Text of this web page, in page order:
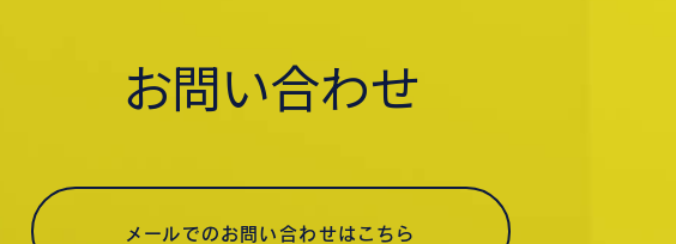
お問い合わせ
メールでのお問い合わせはこちら